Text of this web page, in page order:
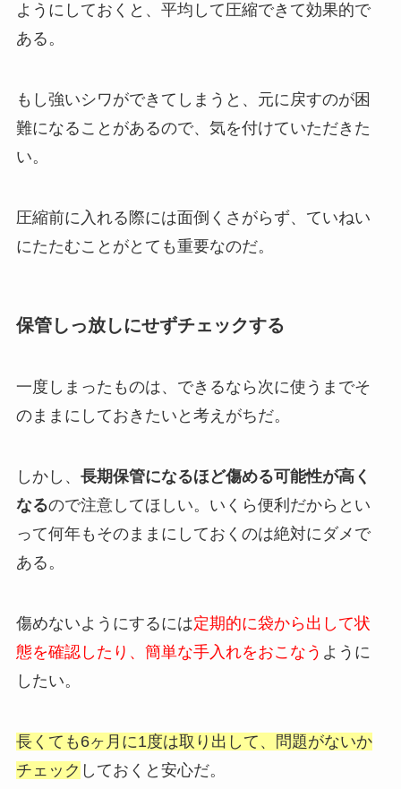
ようにしておくと、平均して圧縮できて効果的で
ある。
もし強いシワができてしまうと、元に戻すのが困
難になることがあるので、気を付けていただきた
い。
圧縮前に入れる際には面倒くさがらず、ていねい
にたたむことがとても重要なのだ。
保管しっ放しにせずチェックする
一度しまったものは、できるなら次に使うまでそ
のままにしておきたいと考えがちだ。
しかし、 長期保管になるほど傷める可能性が高く
なるので注意してほしい。いくら便利だからとい
って何年もそのままにしておくのは絶対にダメで
ある。
傷めないようにするには定期的に袋から出して状
態を確認したり、簡単な手入れをおこなう ように
したい。
長くても6ヶ月に1度は取り出して、問題がないか
チェック しておくと安心だ。